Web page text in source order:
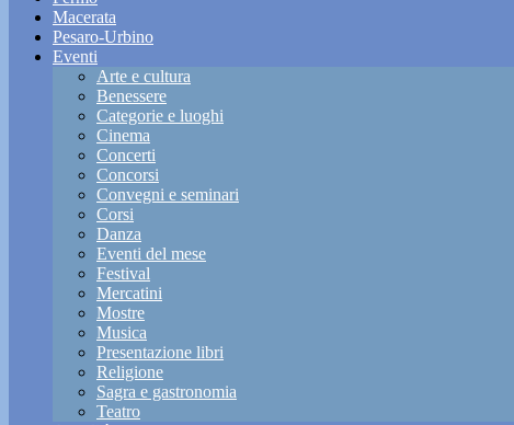
Macerata
Pesaro-Urbino
Eventi
Arte e cultura
Benessere
Categorie e luoghi
Cinema
Concerti
Concorsi
Convegni e seminari
Corsi
Danza
Eventi del mese
Festival
Mercatini
Mostre
Musica
Presentazione libri
Religione
Sagra e gastronomia
Teatro